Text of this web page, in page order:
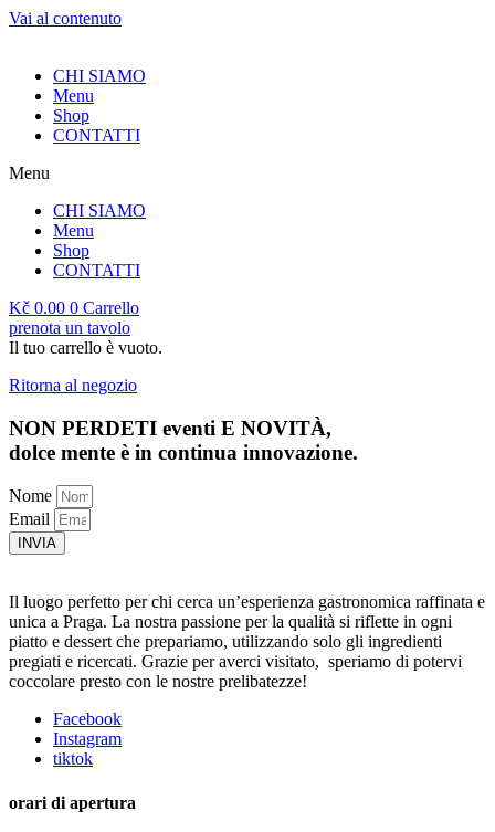
Vai al contenuto
CHI SIAMO
Menu
Shop
CONTATTI
Menu
CHI SIAMO
Menu
Shop
CONTATTI
Kč 0.00 0 Carrello
prenota un tavolo
Il tuo carrello è vuoto.
Ritorna al negozio
NON PERDETI eventi E NOVITÀ,
dolce mente è in continua innovazione.
Nome
Email
INVIA
Il luogo perfetto per chi cerca un’esperienza gastronomica raffinata e
unica a Praga. La nostra passione per la qualità si riflette in ogni
piatto e dessert che prepariamo, utilizzando solo gli ingredienti
pregiati e ricercati. Grazie per averci visitato, speriamo di potervi
coccolare presto con le nostre prelibatezze!
Facebook
Instagram
tiktok
orari di apertura